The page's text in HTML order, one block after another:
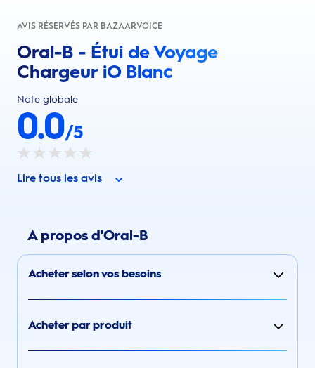
AVIS RÉSERVÉS PAR BAZAARVOICE
Oral-B - Étui de Voyage
Chargeur iO Blanc
Note globale
0.0/5
Lire tous les avis
A propos d'Oral-B
Acheter selon vos besoins
Acheter par produit